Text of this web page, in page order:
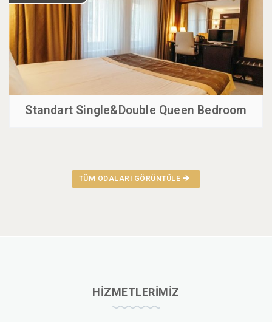
Standart Single&Double Queen Bedroom
TÜM ODALARI GÖRÜNTÜLE
HİZMETLERİMİZ